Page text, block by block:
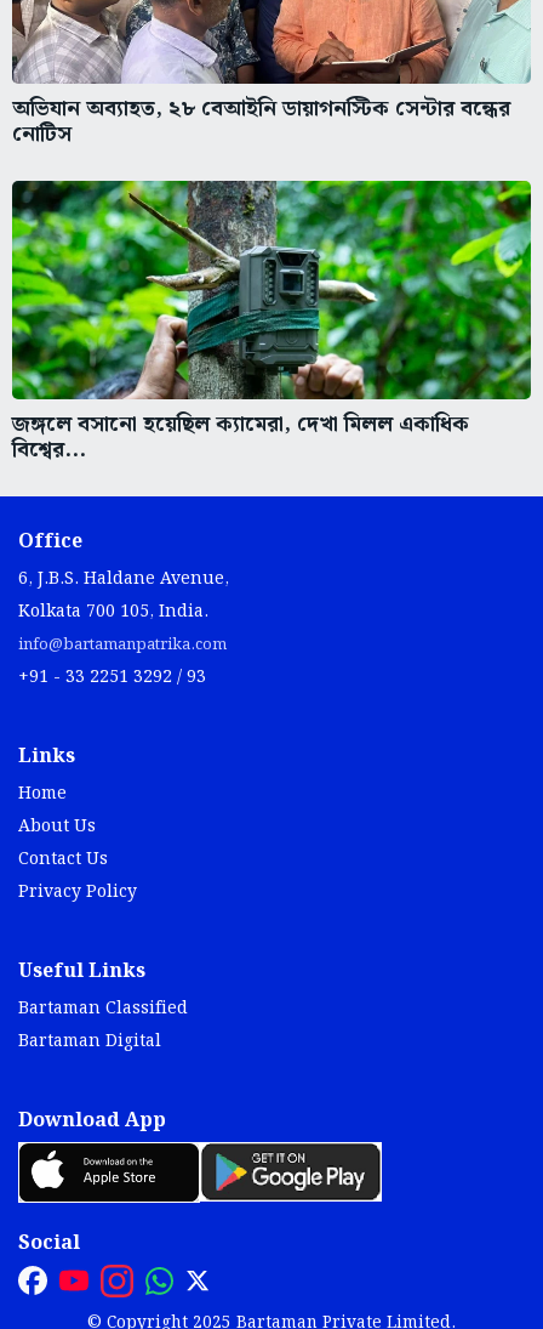
অভিযান অব্যাহত, ২৮ বেআইনি ডায়াগনস্টিক সেন্টার বন্ধের
নোটিস
জঙ্গলে বসানো হয়েছিল ক্যামেরা, দেখা মিলল একাধিক
বিশ্বের...
Office
6, J.B.S. Haldane Avenue,
Kolkata 700 105, India.
info@bartamanpatrika.com
+91 - 33 2251 3292 / 93
Links
Home
About Us
Contact Us
Privacy Policy
Useful Links
Bartaman Classified
Bartaman Digital
Download App
Social
© Copyright 2025 Bartaman Private Limited.